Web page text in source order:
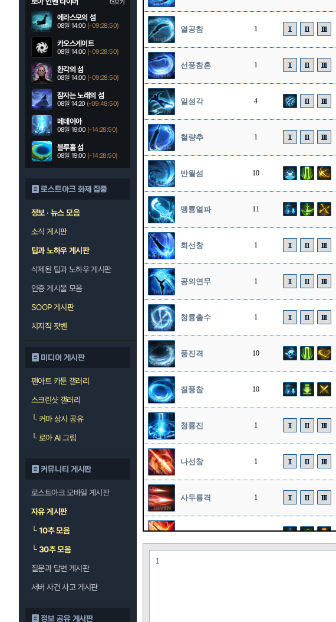
더보기
에라스모의 섬
08일 14:00 (-09:28:49)
카오스게이트
08일 14:00 (-09:28:49)
환각의 섬
08일 14:00 (-09:28:49)
잠자는 노래의 섬
08일 14:20 (-09:48:49)
메데이아
08일 19:00 (-14:28:49)
블루홀 섬
08일 19:00 (-14:28:49)
로스트아크 화제 집중
정보 · 뉴스 모음
소식 게시판
팁과 노하우 게시판
삭제된 팁과 노하우 게시판
인증 게시물 모음
SOOP 게시판
치지직 팟벤
미디어 게시판
팬아트 카툰 갤러리
스크린샷 갤러리
└커마 상시 공유
└로아 AI 그림
커뮤니티 게시판
로스트아크 모바일 게시판
자유 게시판
└10추 모음
└30추 모음
질문과 답변 게시판
서버 사건 사고 게시판
정보 공유 게시판
열공참 1
선풍참혼 1
일섬각 4
철량추 1
반월섬 10
맹룡열파 11
회선창 1
공의연무 1
청룡출수 1
풍진격 10
질풍참 10
청룡진 1
나선창 1
사두룡격 1
굉열파 10
1